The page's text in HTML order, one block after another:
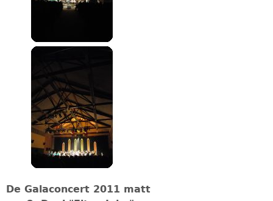
De Galaconcert 2011 matt